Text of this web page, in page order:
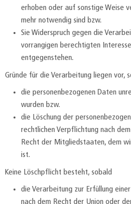
erhoben oder auf sonstige Weise
mehr notwendig sind bzw.
Sie Widerspruch gegen die
vorrangigen berechtigten
entgegenstehen.
Gründe für die Verarbeitung liegen vor,
die personenbezogenen Daten
wurden bzw.
die Löschung der
rechtlichen Verpflichtung nach
Recht der Mitgliedstaaten, dem
ist.
Keine Löschpflicht besteht, sobald
die Verarbeitung zur Erfüllung
nach dem Recht der Union oder